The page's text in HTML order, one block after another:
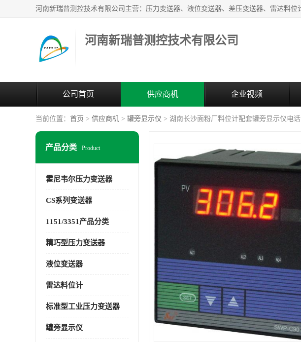
河南新瑞普测控技术有限公司
公司首页 供应商机 企业视频
当前位置： 首页 > 供应商机 > 罐旁显示仪 > 湖南长沙面粉厂料位计配套罐旁显示仪电话
产品分类 Product
霍尼韦尔压力变送器
CS系列变送器
1151/3351产品分类
精巧型压力变送器
液位变送器
雷达料位计
标准型工业压力变送器
罐旁显示仪